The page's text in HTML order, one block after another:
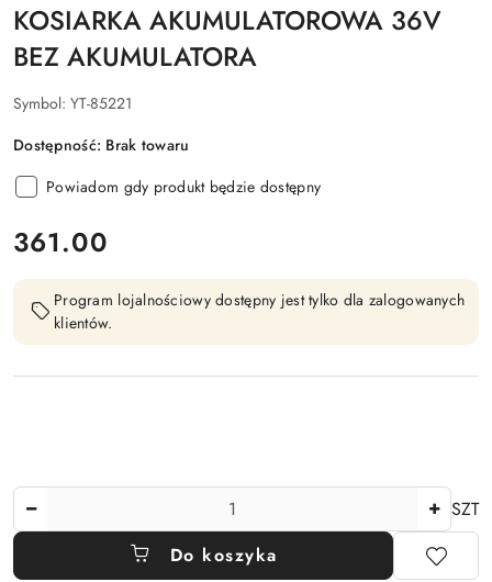
KOSIARKA AKUMULATOROWA 36V
BEZ AKUMULATORA
Symbol: YT-85221
Dostępność: Brak towaru
Powiadom gdy produkt będzie dostępny
cena:
361.00
Program lojalnościowy dostępny jest tylko dla zalogowanych
klientów.
SZT
Do koszyka